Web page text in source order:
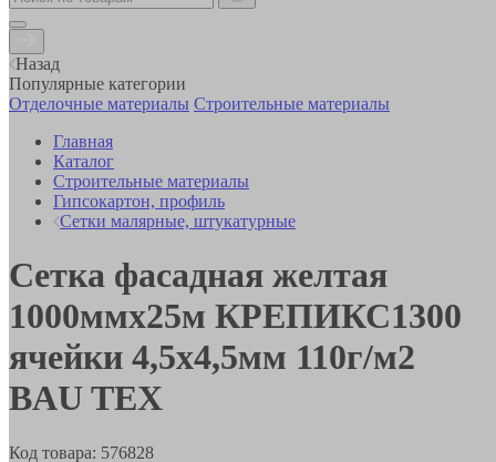
Назад
Популярные категории
Отделочные материалы Строительные материалы
Главная
Каталог
Строительные материалы
Гипсокартон, профиль
Сетки малярные, штукатурные
Сетка фасадная желтая
1000ммх25м КРЕПИКС1300
ячейки 4,5х4,5мм 110г/м2
BAU TEX
Код товара: 576828